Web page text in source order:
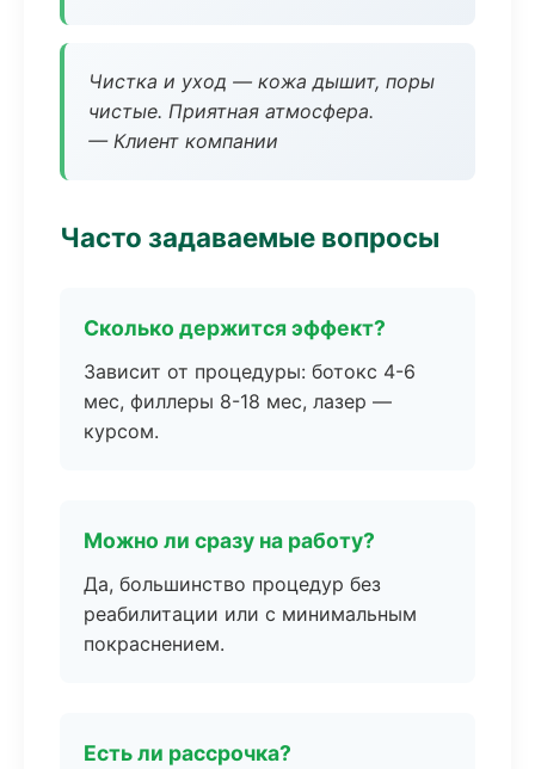
Чистка и уход — кожа дышит, поры
чистые. Приятная атмосфера.
— Клиент компании
Часто задаваемые вопросы
Сколько держится эффект?
Зависит от процедуры: ботокс 4-6
мес, филлеры 8-18 мес, лазер —
курсом.
Можно ли сразу на работу?
Да, большинство процедур без
реабилитации или с минимальным
покраснением.
Есть ли рассрочка?